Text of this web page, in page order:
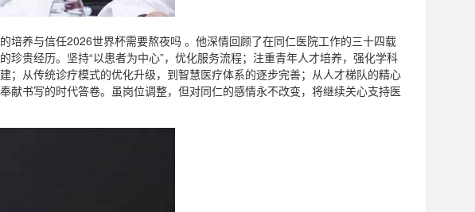
培养与信任2026世界杯需要熬夜吗 。他深情回顾了在同仁医院工作的三十四载
贵经历。坚持“以患者为中心”，优化服务流程；注重青年人才培养，强化学科
；从传统诊疗模式的优化升级，到智慧医疗体系的逐步完善；从人才梯队的精心
书写的时代答卷。虽岗位调整，但对同仁的感情永不改变，将继续关心支持医